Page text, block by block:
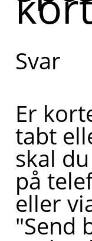
Svar
Er
tabt
skal
på
eller
"Send